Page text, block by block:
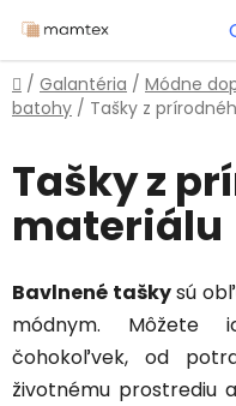
na
obsah
Domov
/ Galantéria / Módne
batohy / Tašky z
Tašky z
materiálu
Bavlnené taškysú
módnym. Môžete
čohokoľvek, od
životnému prostrediu